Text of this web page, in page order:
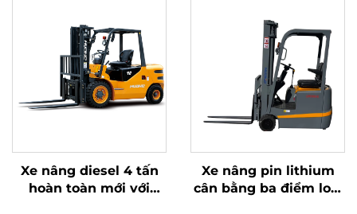
Xe nâng diesel 4 tấn
hoàn toàn mới với
Xe nâng pin lithium
cân bằng ba điểm loại